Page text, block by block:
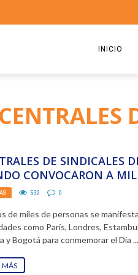
INICIO
DE SINDICALES
CONVOCARON A
PARA
532 0
de miles de personas se
como París, Londres,
y Bogotá para conmemorar el Día ...
MÁS